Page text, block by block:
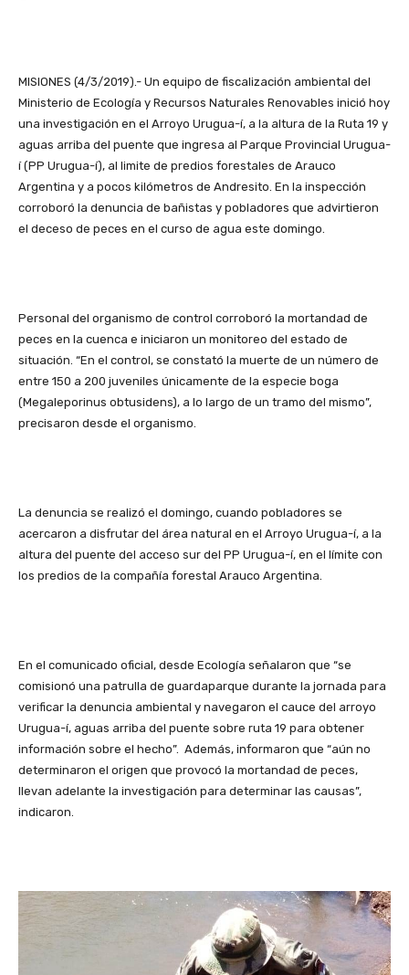
MISIONES (4/3/2019).- Un equipo de fiscalización ambiental del
Ministerio de Ecología y Recursos Naturales Renovables inició hoy
una investigación en el Arroyo Urugua-í, a la altura de la Ruta 19 y
aguas arriba del puente que ingresa al Parque Provincial Urugua-
í (PP Urugua-í), al limite de predios forestales de Arauco
Argentina y a pocos kilómetros de Andresito. En la inspección
corroboró la denuncia de bañistas y pobladores que advirtieron
el deceso de peces en el curso de agua este domingo.
Personal del organismo de control corroboró la mortandad de
peces en la cuenca e iniciaron un monitoreo del estado de
situación. “En el control, se constató la muerte de un número de
entre 150 a 200 juveniles únicamente de la especie boga
(Megaleporinus obtusidens), a lo largo de un tramo del mismo”,
precisaron desde el organismo.
La denuncia se realizó el domingo, cuando pobladores se
acercaron a disfrutar del área natural en el Arroyo Urugua-í, a la
altura del puente del acceso sur del PP Urugua-í, en el límite con
los predios de la compañía forestal Arauco Argentina.
En el comunicado oficial, desde Ecología señalaron que “se
comisionó una patrulla de guardaparque durante la jornada para
verificar la denuncia ambiental y navegaron el cauce del arroyo
Urugua-í, aguas arriba del puente sobre ruta 19 para obtener
información sobre el hecho”. Además, informaron que “aún no
determinaron el origen que provocó la mortandad de peces,
llevan adelante la investigación para determinar las causas”,
indicaron.